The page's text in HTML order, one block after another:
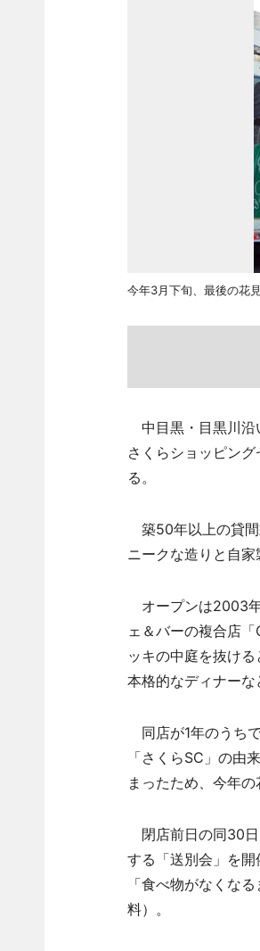
今年3月下旬、最後の花
中目黒・目黒川沿
さくらショッピン
る。
築50年以上の貸間
ニークな造りと自家
オープンは2003
ェ＆バーの複合店
ッキの中庭を抜け
本格的なディナーな
同店が1年のうち
「さくらSC」の由
まったため、今年
閉店前日の同30日
する「送別会」を
「食べ物がなくな
料）。